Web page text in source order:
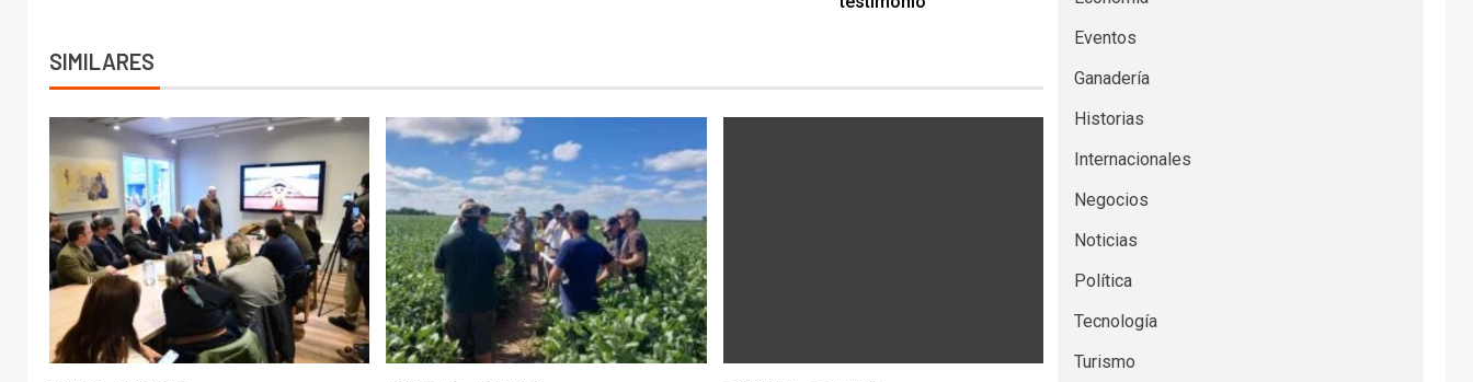
SIMILARES
Eventos
Ganadería
Historias
Internacionales
Negocios
Noticias
Política
Tecnología
Turismo